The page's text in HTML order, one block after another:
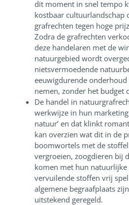
dit moment in snel tempo
kostbaar cultuurlandschap
grafrechten tegen hoge
Zodra de grafrechten
deze handelaren met de
natuurgebied wordt
nietsvermoedende
eeuwigdurende onderhoud
nemen, zonder het budget
De handel in
werkwijze in hun
natuur’ en dat klinkt
kan overzien wat dit in de
boomwortels met de
vergroeien, zoogdieren bij
komen met hun natuurlijke
vervuilende stoffen vrij
algemene begraafplaats
uitstekend geregeld.